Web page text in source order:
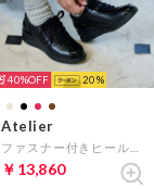
40% 20
Atelier
￥13,860